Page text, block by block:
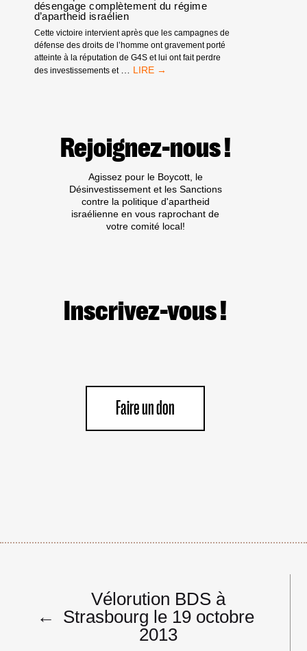
SORTIR
TÉNÈBRES
désengage complètement du régime
d’apartheid israélien
Cette victoire intervient après que les campagnes de
défense des droits de l’homme ont gravement porté
atteinte à la réputation de G4S et lui ont fait perdre
des investissements et
SOUS
SE
DÉSENGAGE
DU
RÉGIME
D’APARTHEID
ISRAÉLIEN
Rejoignez-nous !
Agissez pour le Boycott, le
Désinvestissement et les Sanctions
contre la politique d'apartheid
israélienne en vous raprochant de
votre comité local!
Inscrivez-vous !
Faire un don
Navigation
l’article
←
Vélorution BDS à
Strasbourg le 19 octobre
2013